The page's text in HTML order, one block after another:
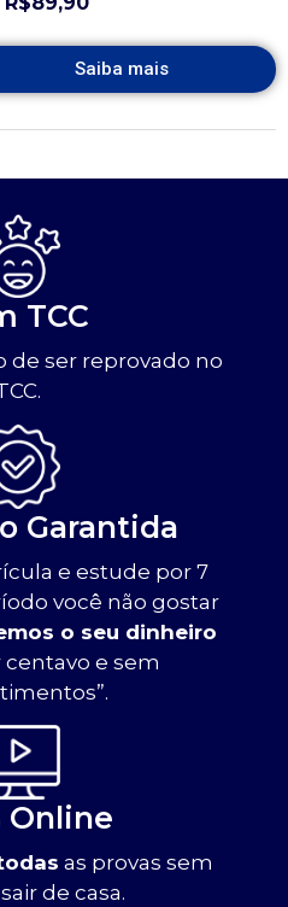
Saiba mais
TCC
de ser reprovado no
Garantida
e estude por 7
você não gostar
o seu dinheiro
e sem
Online
as provas sem
de casa.